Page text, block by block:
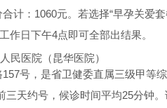
计：1060元。若选择“早孕关爱
作日下午4点即可全部出结果。
民医院（昆华医院）
号，是省卫健委直属三级甲等
三天约号，候诊时间平均25分钟